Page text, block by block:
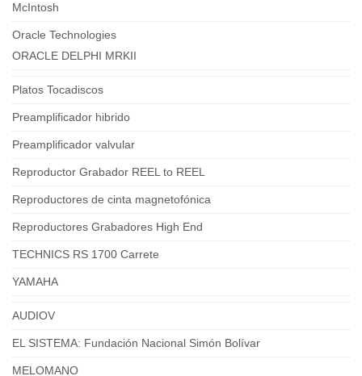
McIntosh
Oracle Technologies
ORACLE DELPHI MRKII
Platos Tocadiscos
Preamplificador hibrido
Preamplificador valvular
Reproductor Grabador REEL to REEL
Reproductores de cinta magnetofónica
Reproductores Grabadores High End
TECHNICS RS 1700 Carrete
YAMAHA
AUDIOV
EL SISTEMA: Fundación Nacional Simón Bolívar
MELOMANO